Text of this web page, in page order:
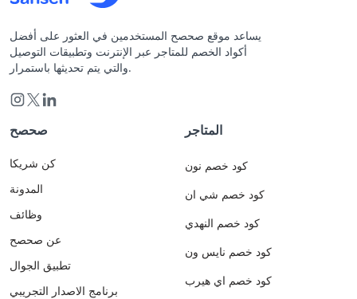
يساعد موقع صحصح المستخدمين في العثور على أفضل
أكواد الخصم للمتاجر عبر الإنترنت وتطبيقات التوصيل
والتي يتم تحديثها باستمرار.
صحصح
كن شريكا
المدونة
وظائف
عن صحصح
تطبيق الجوال
برنامج الاصدار التجريبي
المتاجر
كود خصم نون
كود خصم شي ان
كود خصم النهدي
كود خصم نايس ون
كود خصم اي هيرب